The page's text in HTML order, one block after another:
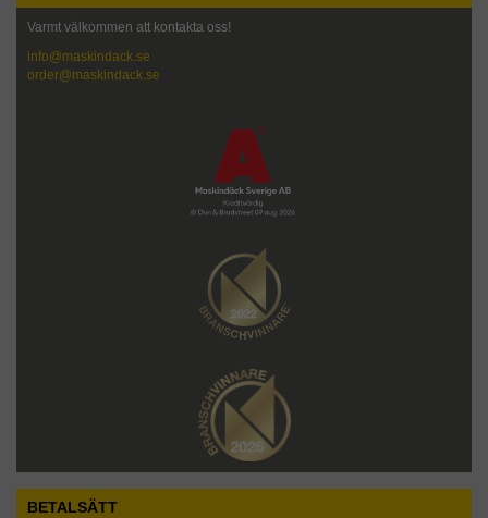
Varmt välkommen att kontakta oss!
info@maskindack.se
order@maskindack.se
BETALSÄTT